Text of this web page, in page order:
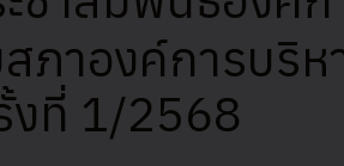
สภาองค์การบริ
งที่ 1/2568